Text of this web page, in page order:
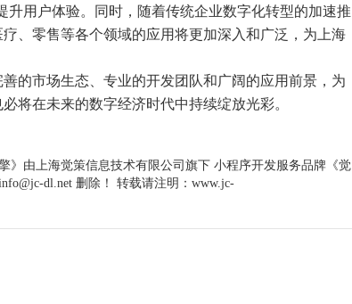
用户体验。同时，随着传统企业数字化转型的加速推
、零售等各个领域的应用将更加深入和广泛，为上海
的市场生态、专业的开发团队和广阔的应用前景，为
将在未来的数字经济时代中持续绽放光彩。
》 由上海觉策信息技术有限公司旗下 小程序开发服务品牌《觉
dl.net 删除！ 转载请注明：www.jc-